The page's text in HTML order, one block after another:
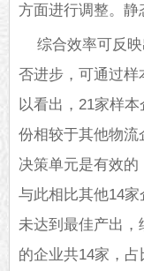
方面进行调整。
综合效率可反
否进步，可通过
以看出，21家样
份相较于其他物
决策单元是有效
与此相比其他14
未达到最佳产出
的企业共14家，